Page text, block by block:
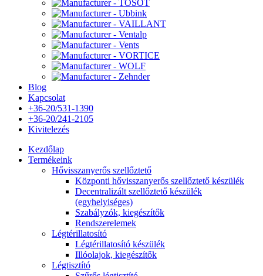
Blog
Kapcsolat
+36-20/531-1390
+36-20/241-2105
Kivitelezés
Kezdőlap
Termékeink
Hővisszanyerős szellőztető
Központi hővisszanyerős szellőztető készülék
Decentralizált szellőztető készülék
(egyhelyiséges)
Szabályzók, kiegészítők
Rendszerelemek
Légtérillatosító
Légtérillatosító készülék
Illóolajok, kiegészítők
Légtisztító